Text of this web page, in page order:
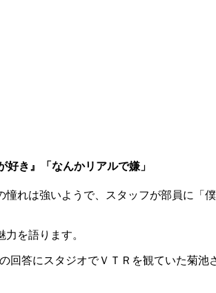
き』「なんかリアルで嫌」
れは強いようで、スタッフが部員に「
を語ります。
答にスタジオでＶＴＲを観ていた菊池